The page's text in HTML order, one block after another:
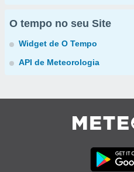
O tempo no seu Site
Widget de O Tempo
API de Meteorologia